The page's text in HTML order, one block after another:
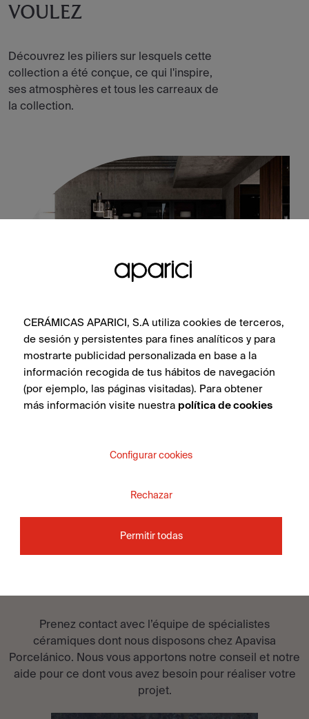
VOULEZ
Découvrez les piliers sur lesquels cette
collection a été conçue, ce qui l'inspire,
ses atmosphères et tous les carreaux de
la collection.
Corten Sapphire Natural 100X100
VOUS SOUHAITEZ ÊTRE
Prenez contact avec l’équipe de spécialistes
céramiques dont nous disposons chez Apavisa
Porcelánico. Nous vous apportons notre conseil et notre
aide pour ce dont vous avez besoin pour réaliser votre
projet.
CERÁMICAS APARICI, S.A utiliza cookies de terceros,
de sesión y persistentes para fines analíticos y para
mostrarte publicidad personalizada en base a la
información recogida de tus hábitos de navegación
(por ejemplo, las páginas visitadas). Para obtener
más información visite nuestra política de cookies
Configurar cookies
Rechazar
Permitir todas